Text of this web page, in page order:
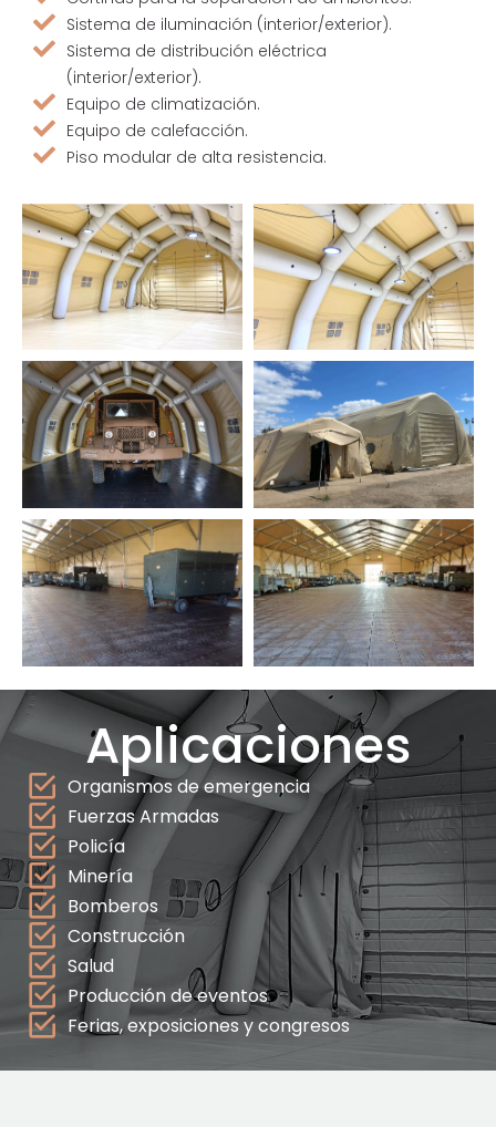
Sistema de iluminación (interior/exterior).
Sistema de distribución eléctrica
(interior/exterior).
Equipo de climatización.
Equipo de calefacción.
Piso modular de alta resistencia.
Aplicaciones
Organismos de emergencia
Fuerzas Armadas
Policía
Minería
Bomberos
Construcción
Salud
Producción de eventos
Ferias, exposiciones y congresos